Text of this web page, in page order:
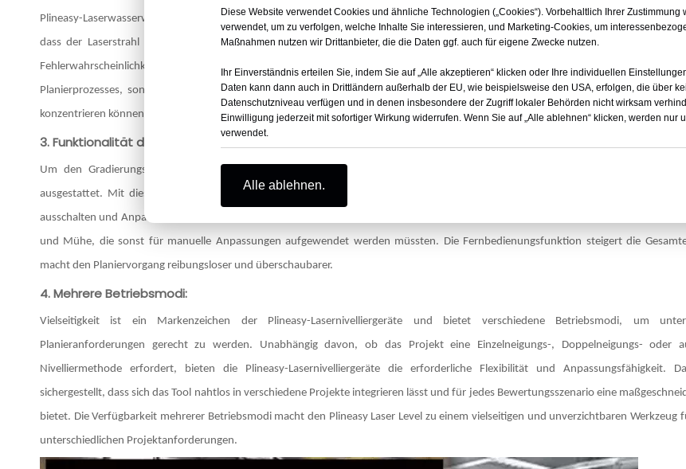
Plineasy-Laserwasserwaagen sind mit einem fortschrittlichen Selbstnivellierungsmechanismus ausgestattet, einer Grundfunktion,
dass der Laserstrahl auch auf unebenen Oberflächen horizontal bleibt. Dadurch entfällt die Notwendigkeit manueller
Fehlerwahrscheinlichkeit verringert und genaue Ergebnisse garantiert. Der Selbstnivellierungsmechanismus erhöht nicht nur die
Planierprozesses, sondern rationalisiert auch den Arbeitsablauf erheblich, sodass sich die Bediener auf andere kritische Aspekte
konzentrieren können.
3. Funktionalität der Fernbedienung:
Um den Gradierungsprozess noch komfortabler zu gestalten, ist der Plineasy Laser Level mit einer benutzerfreundlichen
ausgestattet. Mit dieser Fernbedienungsfunktion können Benutzer die Rotationsgeschwindigkeit des Laserstrahls steuern, den
ausschalten und Anpassungen aus der Ferne vornehmen. Diese Funktion ist besonders bei der Arbeit auf großen Flächen von Vorteil
und Mühe, die sonst für manuelle Anpassungen aufgewendet werden müssten. Die Fernbedienungsfunktion steigert die
macht den Planiervorgang reibungsloser und überschaubarer.
4. Mehrere Betriebsmodi:
Vielseitigkeit ist ein Markenzeichen der Plineasy-Lasernivelliergeräte und bietet verschiedene Betriebsmodi, um
Planieranforderungen gerecht zu werden. Unabhängig davon, ob das Projekt eine Einzelneigungs-, Doppelneigungs- oder
Nivelliermethode erfordert, bieten die Plineasy-Lasernivelliergeräte die erforderliche Flexibilität und Anpassungsfähigkeit.
sichergestellt, dass sich das Tool nahtlos in verschiedene Projekte integrieren lässt und für jedes Bewertungsszenario eine
bietet. Die Verfügbarkeit mehrerer Betriebsmodi macht den Plineasy Laser Level zu einem vielseitigen und unverzichtbaren Werkzeug
unterschiedlichen Projektanforderungen.
Diese Website verwendet Cookies und ähnliche Technologien („Cookies“). Vorbehaltlich Ihrer
verwendet, um zu verfolgen, welche Inhalte Sie interessieren, und Marketing-Cookies, um
Maßnahmen nutzen wir Drittanbieter, die die Daten ggf. auch für eigene Zwecke nutzen.
Ihr Einverständnis erteilen Sie, indem Sie auf „Alle akzeptieren“ klicken oder Ihre individuellen
Daten kann dann auch in Drittländern außerhalb der EU, wie beispielsweise den USA, erfolgen, die über
Datenschutzniveau verfügen und in denen insbesondere der Zugriff lokaler Behörden nicht wirksam
Einwilligung jederzeit mit sofortiger Wirkung widerrufen. Wenn Sie auf „Alle ablehnen“ klicken, werden nur
verwendet.
Alle ablehnen.